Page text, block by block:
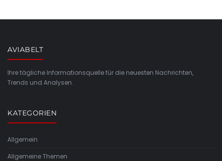
AVIABELT
Ihre tägliche Informationsquelle für die neuesten Nachrichten,
Trends und Analysen.
KATEGORIEN
Allgemein
Allgemeine Themen